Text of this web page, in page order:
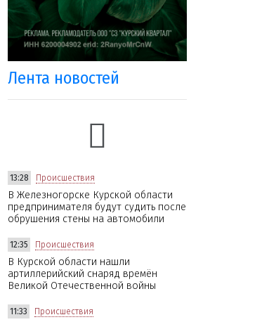
Лента новостей
13:28 Происшествия
В Железногорске Курской области
предпринимателя будут судить после
обрушения стены на автомобили
12:35 Происшествия
В Курской области нашли
артиллерийский снаряд времён
Великой Отечественной войны
11:33 Происшествия